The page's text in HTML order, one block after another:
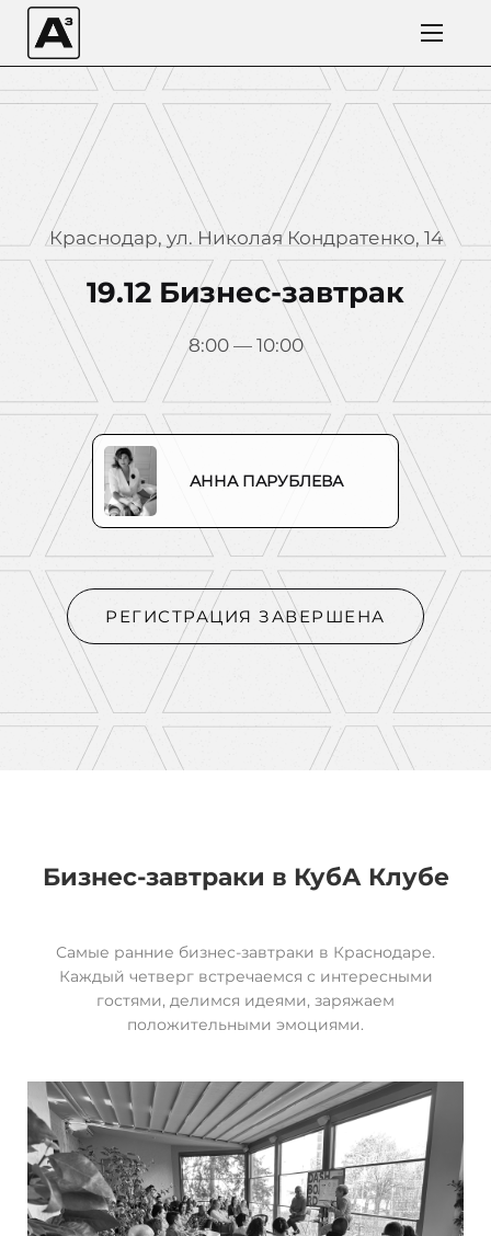
Краснодар, ул. Николая Кондратенко, 14
19.12 Бизнес-завтрак
8:00 — 10:00
АННА ПАРУБЛЕВА
РЕГИСТРАЦИЯ ЗАВЕРШЕНА
Бизнес-завтраки в КубАКлубе
Самые ранние бизнес-завтраки в Краснодаре.
Каждый четверг встречаемся с интересными
гостями, делимся идеями, заряжаем
положительными эмоциями.